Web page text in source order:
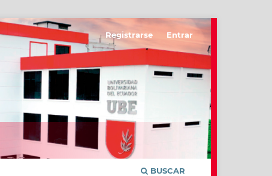
BUSCAR
Registrarse Entrar